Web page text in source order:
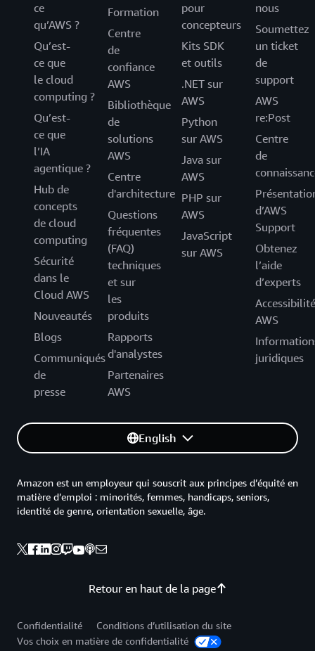
ce
qu’AWS ?
Qu’est-
ce que
le cloud
computing ?
Qu’est-
ce que
l’IA
agentique ?
Hub de
concepts
de cloud
computing
Sécurité
dans le
Cloud AWS
Nouveautés
Blogs
Communiqués
de
presse
Formation
Centre
de
confiance
AWS
Bibliothèque
de
solutions
AWS
Centre
d'architecture
Questions
fréquentes
(FAQ)
techniques
et sur
les
produits
Rapports
d'analystes
Partenaires
AWS
pour
concepteurs
Kits SDK
et outils
.NET sur
AWS
Python
sur AWS
Java sur
AWS
PHP sur
AWS
JavaScript
sur AWS
nous
Soumettez
un ticket
de
support
AWS
re:Post
Centre
de
d’AWS
Support
Obtenez
l’aide
d’experts
Accessibilité
AWS
juridiques
English
Retour en haut de la page
Amazon est un employeur qui souscrit aux principes d’équité en
matière d’emploi : minorités, femmes, handicaps, seniors,
identité de genre, orientation sexuelle, âge.
Confidentialité
Conditions d’utilisation du site
Vos choix en matière de confidentialité